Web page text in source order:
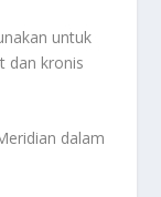
untuk
dan kronis
dalam